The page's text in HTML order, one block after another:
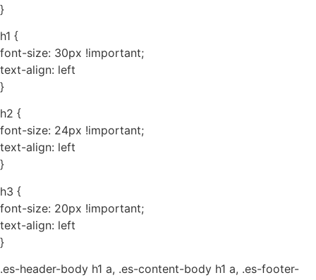
}
h1 {
font-size: 30px !important;
text-align: left
}
h2 {
font-size: 24px !important;
text-align: left
}
h3 {
font-size: 20px !important;
text-align: left
}
.es-header-body h1 a, .es-content-body h1 a, .es-footer-